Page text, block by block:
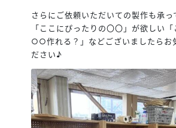
さらにご依頼いただいての製作も承っ
「ここにぴったりの〇〇」が欲しい
○○作れる？」などございましたらお
ださい♪